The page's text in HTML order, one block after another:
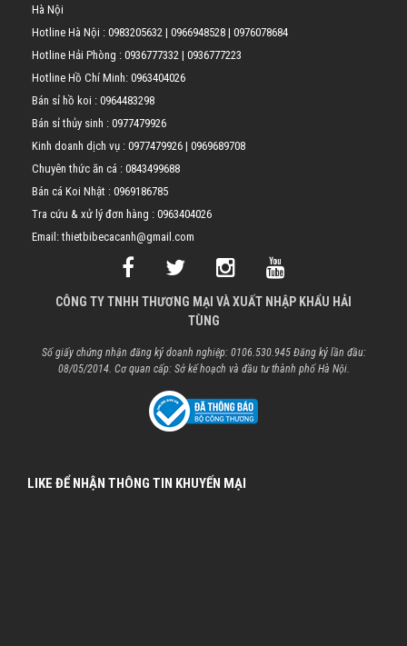
Hà Nội
Hotline Hà Nội : 0983205632 | 0966948528 | 0976078684
Hotline Hải Phòng : 0936777332 | 0936777223
Hotline Hồ Chí Minh: 0963404026
Bán sỉ hồ koi : 0964483298
Bán sỉ thủy sinh : 0977479926
Kinh doanh dịch vụ : 0977479926 | 0969689708
Chuyên thức ăn cá : 0843499688
Bán cá Koi Nhật : 0969186785
Tra cứu & xử lý đơn hàng : 0963404026
Email: thietbibecacanh@gmail.com
CÔNG TY TNHH THƯƠNG MẠI VÀ XUẤT NHẬP KHẨU HẢI
TÙNG
Số giấy chứng nhận đăng ký doanh nghiệp: 0106.530.945 Đăng ký lần đầu:
08/05/2014. Cơ quan cấp: Sở kế hoạch và đầu tư thành phố Hà Nội.
LIKE ĐỂ NHẬN THÔNG TIN KHUYẾN MẠI